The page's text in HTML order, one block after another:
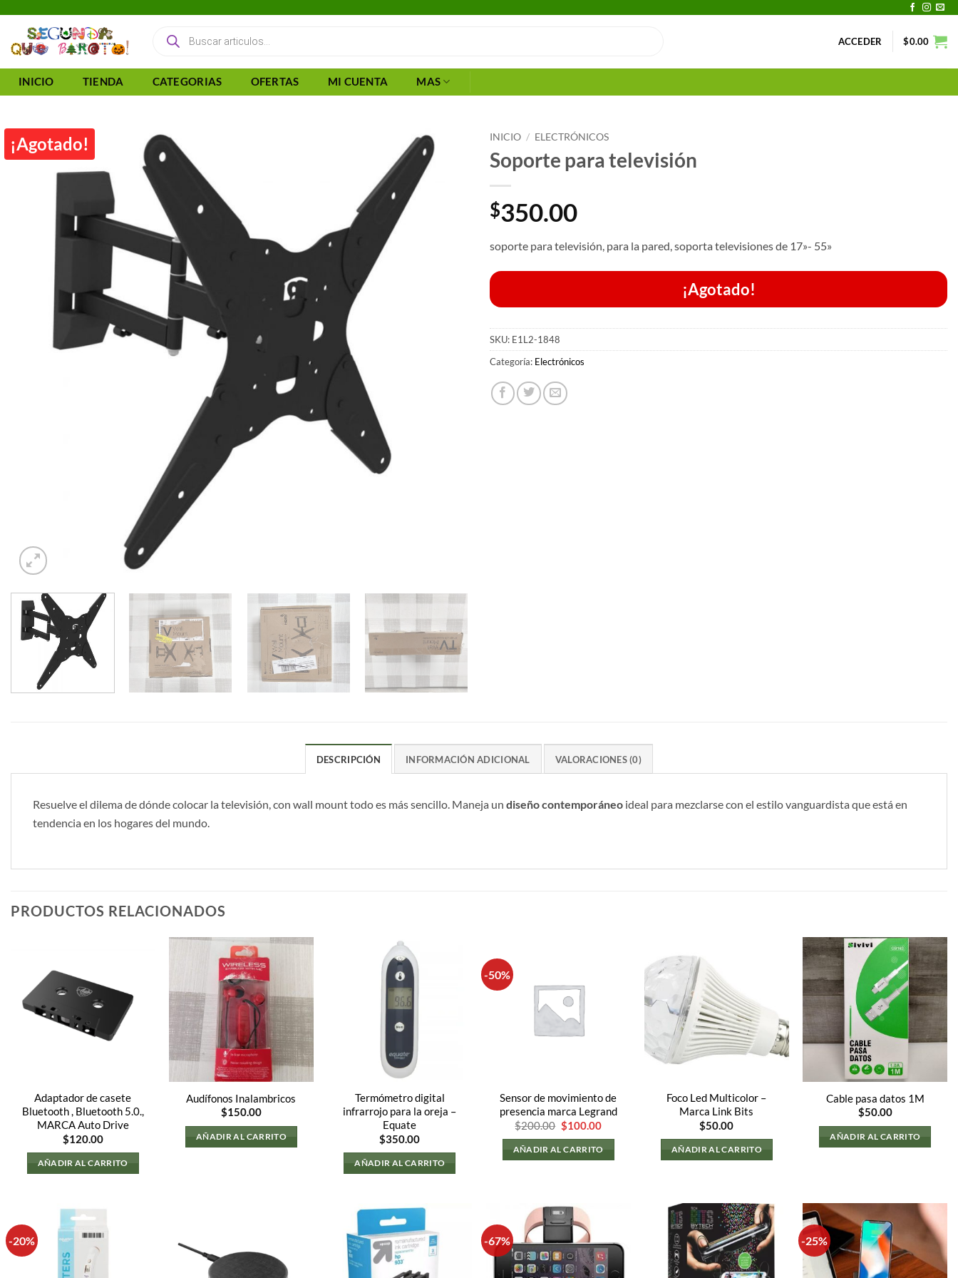
contenido
productos
ACCEDER $0.00
INICIO TIENDA CATEGORIAS OFERTAS MI CUENTA MAS
¡Agotado! INICIO / ELECTRÓNICOS
Soporte para televisión
$350.00
soporte para televisión, para la pared, soporta televisiones de 17»- 55»
¡Agotado!
SKU: E1L2-1848
Categoría: Electrónicos
DESCRIPCIÓN INFORMACIÓN ADICIONAL VALORACIONES (0)
Resuelve el dilema de dónde colocar la televisión, con wall mount todo es más sencillo. Maneja un diseño contemporáneo ideal para mezclarse con el estilo vanguardista que está en
tendencia en los hogares del mundo.
PRODUCTOS RELACIONADOS
Adaptador de casete
Bluetooth , Bluetooth 5.0.,
MARCA Auto Drive
$120.00
AÑADIR AL CARRITO
Audífonos Inalambricos
$150.00
AÑADIR AL CARRITO
Termómetro digital
infrarrojo para la oreja –
Equate
$350.00
AÑADIR AL CARRITO
-50%
Sensor de movimiento de
presencia marca Legrand
$200.00 El
precio
original
era:
$100.00El
actual
es:
AÑADIR AL CARRITO
Foco Led Multicolor –
Marca Link Bits
$50.00
AÑADIR AL CARRITO
Cable pasa datos 1M
$50.00
AÑADIR AL CARRITO
-20% -67% -25%